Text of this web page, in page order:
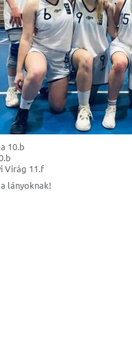
10.b
Virág 11.f
lányoknak!